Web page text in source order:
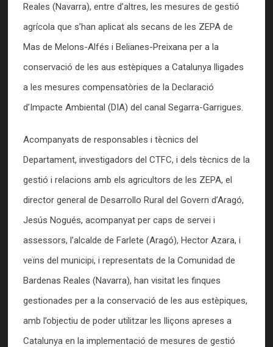
Reales (Navarra), entre d’altres, les mesures de gestió
agrícola que s’han aplicat als secans de les ZEPA de
Mas de Melons-Alfés i Belianes-Preixana per a la
conservació de les aus estèpiques a Catalunya lligades
a les mesures compensatòries de la Declaració
d’Impacte Ambiental (DIA) del canal Segarra-Garrigues.
Acompanyats de responsables i tècnics del
Departament, investigadors del CTFC, i dels tècnics de la
gestió i relacions amb els agricultors de les ZEPA, el
director general de Desarrollo Rural del Govern d’Aragó,
Jesús Nogués, acompanyat per caps de servei i
assessors, l’alcalde de Farlete (Aragó), Hector Azara, i
veïns del municipi, i representats de la Comunidad de
Bardenas Reales (Navarra), han visitat les finques
gestionades per a la conservació de les aus estèpiques,
amb l’objectiu de poder utilitzar les lliçons apreses a
Catalunya en la implementació de mesures de gestió